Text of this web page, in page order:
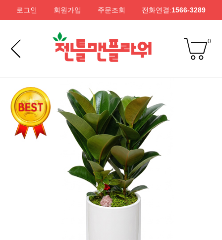
로그인 회원가입 주문조회 전화연결:1566-3289
0